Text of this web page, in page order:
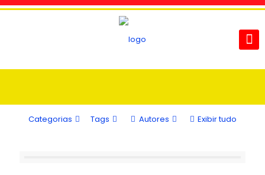
Categorias Tags Autores Exibir tudo